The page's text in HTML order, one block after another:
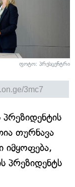
ფოტო: პრესცენტრი
თურნავა
იმყოფება,
პრეზიდენტს